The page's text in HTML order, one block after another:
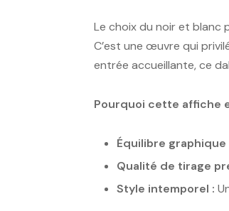
Le choix du noir et blanc
C’est une œuvre qui
entrée accueillante, ce
Pourquoi cette affiche
Équilibre graphique
Qualité de tirage
Style intemporel :